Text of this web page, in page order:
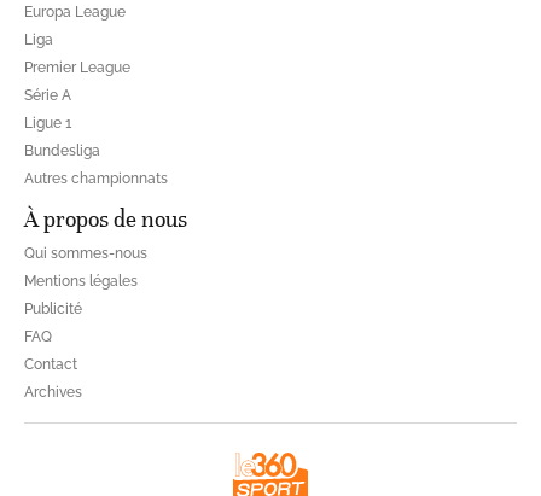
Europa League
Liga
Premier League
Série A
Ligue 1
Bundesliga
Autres championnats
À propos de nous
Qui sommes-nous
Mentions légales
Publicité
FAQ
Contact
Archives